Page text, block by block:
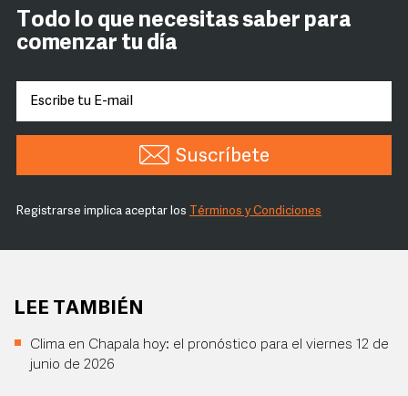
Todo lo que necesitas saber para
comenzar tu día
Suscríbete
Registrarse implica aceptar los Términos y Condiciones
LEE TAMBIÉN
Clima en Chapala hoy: el pronóstico para el viernes 12 de
junio de 2026